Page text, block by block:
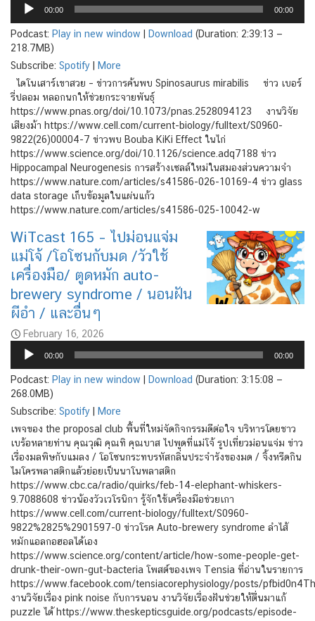
Player
00:00 00:00
Podcast: Play in new window | Download (Duration: 2:39:13 —
218.7MB)
Subscribe: Spotify | More
ไดโนเสาร์เขาสวย – ข่าวการค้นพบ Spinosaurus mirabilis ข่าว เบอร์
รี่ปลอม หลอกนกให้ช่วยกระจายพันธุ์
https://www.pnas.org/doi/10.1073/pnas.2528094123 งานวิจัย
เสียงม้า https://www.cell.com/current-biology/fulltext/S0960-
9822(26)00004-7 ข่าวพบ Bouba KiKi Effect ในไก่
https://www.science.org/doi/10.1126/science.adq7188 ข่าว
Hippocampal Neurogenesis การสร้างเซลล์ใหม่ในสมองส่วนความจำ
https://www.nature.com/articles/s41586-026-10169-4 ข่าว glass
data storage เก็บข้อมูลในแผ่นแก้ว
https://www.nature.com/articles/s41586-025-10042-w
WiTcast 165 – ไปม่อนแจ่ม
แม่โจ้ /โอโซนกับมด /วัวใช้
เครื่องมือ/ ตูดหมัก auto-
brewery syndrome / นอนฝัน
ผีอำ / และอื่นๆ
February 16, 2026
Audio
Player
00:00 00:00
Podcast: Play in new window | Download (Duration: 3:15:08 —
268.0MB)
Subscribe: Spotify | More
เพจของ the proposal club พื้นที่ใหม่จัดกิจกรรมดีต่อใจ บริหารโดยชาว
เบร้อหลายท่าน คุณวุฒิ คุณทิ คุณบาส ไปพูดที่แม่โจ้ รูปเที่ยวม่อนแจ่ม ข่าว
เรื่องมลพิษกับแมลง / โอโซนกระทบรหัสกลิ่นประจำรังของมด / จิ้งหรีดกิน
ไมโครพลาสติกแล้วย่อยเป็นนาโนพลาสติก
https://www.cbc.ca/radio/quirks/feb-14-elephant-whiskers-
9.7088608 ข่าวน้องวัวเวโรนิกา รู้จักใช้เครื่องมือช่วยเกา
https://www.cell.com/current-biology/fulltext/S0960-
9822%2825%2901597-0 ข่าวโรค Auto-brewery syndrome ลำไส้
หมักแอลกอฮอลได้เอง
https://www.science.org/content/article/how-some-people-get-
drunk-their-own-gut-bacteria โพสต์ของเพจ Tensia ที่อ่านในรายการ
https://www.facebook.com/tensiacorephysiology/posts/
งานวิจัยเรื่อง pink noise กับการนอน งานวิจัยเรื่องฝันช่วยให้ตื่นมาแก้
puzzle ได้ https://www.theskepticsguide.org/podcasts/episode-